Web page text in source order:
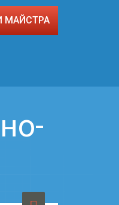
МАЙСТРА